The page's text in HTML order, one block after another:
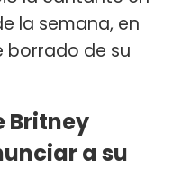
la semana, en
borrado de su
Britney
a su